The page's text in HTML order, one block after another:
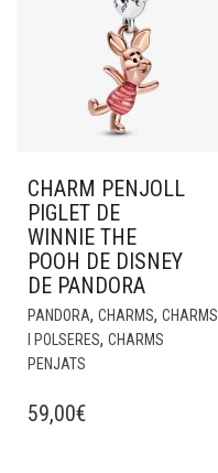
CHARM PENJOLL
PIGLET DE
WINNIE THE
POOH DE DISNEY
DE PANDORA
PANDORA, CHARMS, CHARMS
I POLSERES, CHARMS
PENJATS
59,00€